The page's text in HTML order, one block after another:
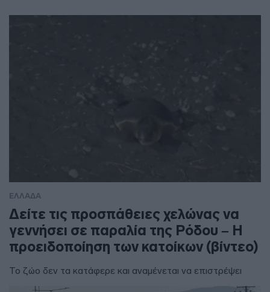
ΕΛΛΑΔΑ
Δείτε τις προσπάθειες χελώνας να
γεννήσει σε παραλία της Ρόδου – Η
προειδοποίηση των κατοίκων (βίντεο)
Το ζώο δεν τα κατάφερε και αναμένεται να επιστρέψει